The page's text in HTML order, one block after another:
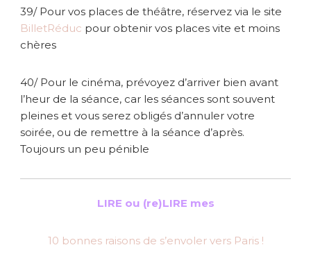
39/ Pour vos places de théâtre, réservez via le site
BilletRéduc pour obtenir vos places vite et moins
chères
40/ Pour le cinéma, prévoyez d’arriver bien avant
l’heur de la séance, car les séances sont souvent
pleines et vous serez obligés d’annuler votre
soirée, ou de remettre à la séance d’après.
Toujours un peu pénible
LIRE ou (re)LIRE mes
10 bonnes raisons de s’envoler vers Paris !